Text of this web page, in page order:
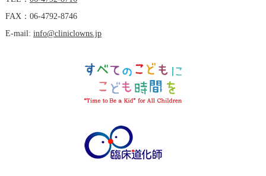
FAX：06-4792-8746
E-mail: info@cliniclowns.jp